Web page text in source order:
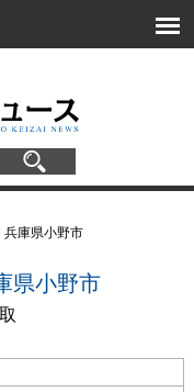
兵庫県小野市
県小野市